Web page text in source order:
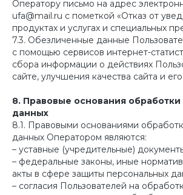
Оператору письмо на адрес
ufa@mail.ru с пометкой «Отказ от
продуктах и услугах и специальных
7.3. Обезличенные данные
с помощью сервисов интернет-
сбора информации о действиях
сайте, улучшения качества сайта и
8. Правовые основания
данных
8.1. Правовыми основаниями
данных Оператором являются:
– уставные (учредительные)
– федеральные законы, иные
акты в сфере защиты персональных
– согласия Пользователей на